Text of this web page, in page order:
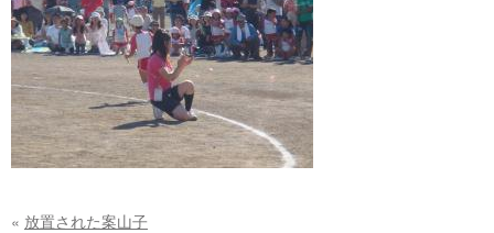
« 放置された案山子